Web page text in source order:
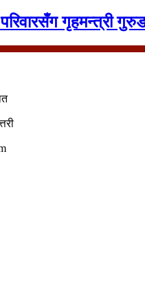
गृहमन्त्री